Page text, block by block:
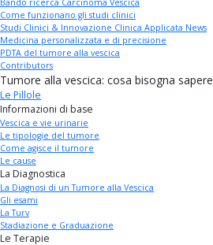
Come funzionano gli studi clinici
Studi Clinici & Innovazione Clinica Applicata News
Medicina personalizzata e di precisione
PDTA del tumore alla vescica
Contributors
Tumore alla vescica: cosa bisogna sapere
Le Pillole
Informazioni di base
Vescica e vie urinarie
Le tipologie del tumore
Come agisce il tumore
Le cause
La Diagnostica
La Diagnosi di un Tumore alla Vescica
Gli esami
La Turv
Stadiazione e Graduazione
Le Terapie